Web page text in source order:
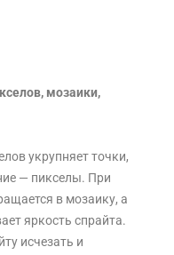
мозаики,
укрупняет точки,
— пикселы. При
в мозаику, а
яркость спрайта.
исчезать и